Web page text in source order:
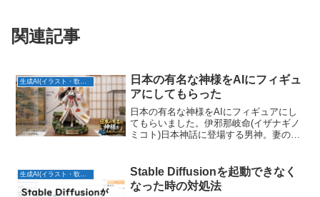
関連記事
生成AI(イラスト・歌・BGM)
日本の有名な神様をAIにフィギュ
アにしてもらった
日本の有名な神様をAIにフィギュアにし
てもらいました。伊邪那岐命(イザナギノ
ミコト)日本神話に登場する男神。妻のイ
した。イザナミは火の神：カグツチを生
んだ際に大火傷...
Stable Diffusionを起動できなく
なった時の対処法